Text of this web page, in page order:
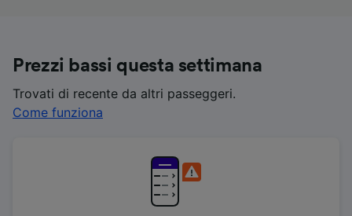
Prezzi bassi questa settimana
Trovati di recente da altri passeggeri.
Come funziona